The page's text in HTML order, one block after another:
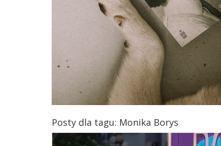
Posty dla tagu: Monika Borys